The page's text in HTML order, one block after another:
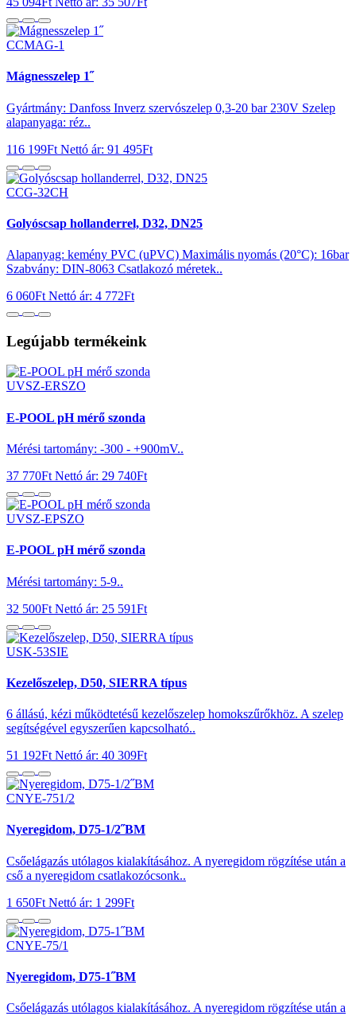
CCMAG-1
Mágnesszelep 1˝
Gyártmány: Danfoss Inverz szervószelep 0,3-20 bar 230V Szelep
alapanyaga: réz..
116 199Ft Nettó ár: 91 495Ft
CCG-32CH
Golyóscsap hollanderrel, D32, DN25
Alapanyag: kemény PVC (uPVC) Maximális nyomás (20°C): 16bar
Szabvány: DIN-8063 Csatlakozó méretek..
6 060Ft Nettó ár: 4 772Ft
Legújabb termékeink
UVSZ-ERSZO
E-POOL pH mérő szonda
Mérési tartomány: -300 - +900mV..
37 770Ft Nettó ár: 29 740Ft
UVSZ-EPSZO
E-POOL pH mérő szonda
Mérési tartomány: 5-9..
32 500Ft Nettó ár: 25 591Ft
USK-53SIE
Kezelőszelep, D50, SIERRA típus
6 állású, kézi működtetésű kezelőszelep homokszűrőkhöz. A szelep
segítségével egyszerűen kapcsolható..
51 192Ft Nettó ár: 40 309Ft
CNYE-751/2
Nyeregidom, D75-1/2˝BM
Csőelágazás utólagos kialakításához. A nyeregidom rögzítése után a
cső a nyeregidom csatlakozócsonk..
1 650Ft Nettó ár: 1 299Ft
CNYE-75/1
Nyeregidom, D75-1˝BM
Csőelágazás utólagos kialakításához. A nyeregidom rögzítése után a